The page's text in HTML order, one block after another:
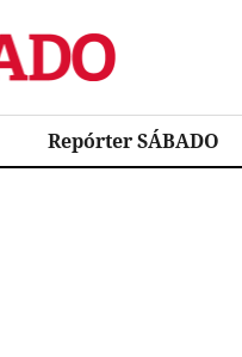
Repórter SÁBADO